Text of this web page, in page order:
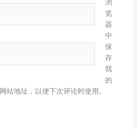
浏
览
器
中
保
存
我
的
站地址，以便下次评论时使用。